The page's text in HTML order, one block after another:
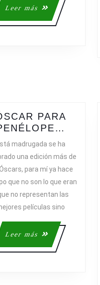
Leer más
Leer
más
PARA
madrugada se ha
una edición más de
para mí ya hace
que no son lo que eran
no representan las
películas sino
Leer más
Leer
más